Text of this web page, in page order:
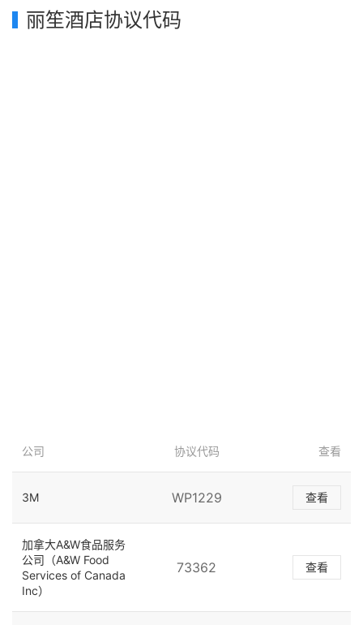
丽笙酒店协议代码
公司 协议代码 查看
3M WP1229 查看
加拿大A&W食品服务
公司（A&W Food
Services of Canada
Inc）
73362 查看